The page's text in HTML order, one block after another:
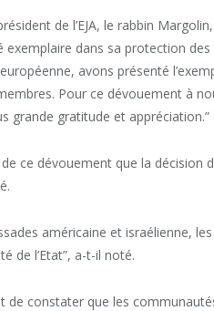
de l’EJA, le rabbin
exemplaire dans sa protection
avons présenté
Pour ce dévouement à
grande gratitude et appréciation.”
ce dévouement que la décision
américaine et israélienne,
de l’Etat”, a-t-il noté.
de constater que les